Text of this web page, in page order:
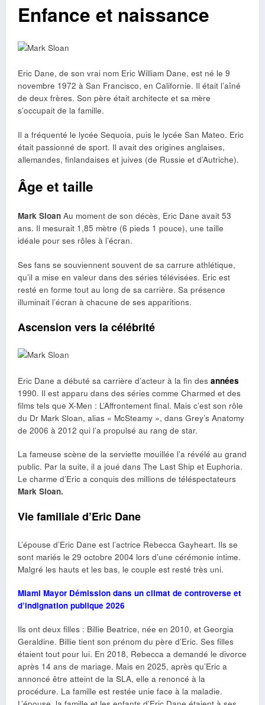
Enfance et naissance
Eric Dane, de son vrai nom Eric William Dane, est né le 9
novembre 1972 à San Francisco, en Californie. Il était l’aîné
de deux frères. Son père était architecte et sa mère
s’occupait de la famille.
Il a fréquenté le lycée Sequoia, puis le lycée San Mateo. Eric
était passionné de sport. Il avait des origines anglaises,
allemandes, finlandaises et juives (de Russie et d’Autriche).
Âge et taille
Mark Sloan Au moment de son décès, Eric Dane avait 53
ans. Il mesurait 1,85 mètre (6 pieds 1 pouce), une taille
idéale pour ses rôles à l’écran.
Ses fans se souviennent souvent de sa carrure athlétique,
qu’il a mise en valeur dans des séries télévisées. Eric est
resté en forme tout au long de sa carrière. Sa présence
illuminait l’écran à chacune de ses apparitions.
Ascension vers la célébrité
Eric Dane a débuté sa carrière d’acteur à la fin des années
1990. Il est apparu dans des séries comme Charmed et des
films tels que X-Men : L’Affrontement final. Mais c’est son rôle
du Dr Mark Sloan, alias « McSteamy », dans Grey’s Anatomy
de 2006 à 2012 qui l’a propulsé au rang de star.
La fameuse scène de la serviette mouillée l’a révélé au grand
public. Par la suite, il a joué dans The Last Ship et Euphoria.
Le charme d’Eric a conquis des millions de téléspectateurs
Mark Sloan.
Vie familiale d’Eric Dane
L’épouse d’Eric Dane est l’actrice Rebecca Gayheart. Ils se
sont mariés le 29 octobre 2004 lors d’une cérémonie intime.
Malgré les hauts et les bas, le couple est resté très uni.
Miami Mayor Démission dans un climat de controverse et
d’indignation publique 2026
Ils ont deux filles : Billie Beatrice, née en 2010, et Georgia
Geraldine. Billie tient son prénom du père d’Eric. Ses filles
étaient tout pour lui. En 2018, Rebecca a demandé le divorce
après 14 ans de mariage. Mais en 2025, après qu’Eric a
annoncé être atteint de la SLA, elle a renoncé à la
procédure. La famille est restée unie face à la maladie.